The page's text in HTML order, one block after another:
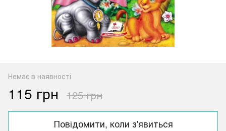
Немає в наявності
115 грн 125 грн
Повідомити, коли з'явиться